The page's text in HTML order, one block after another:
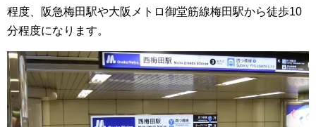
程度、阪急梅田駅や大阪メトロ御堂筋線梅田駅から徒歩10
分程度になります。